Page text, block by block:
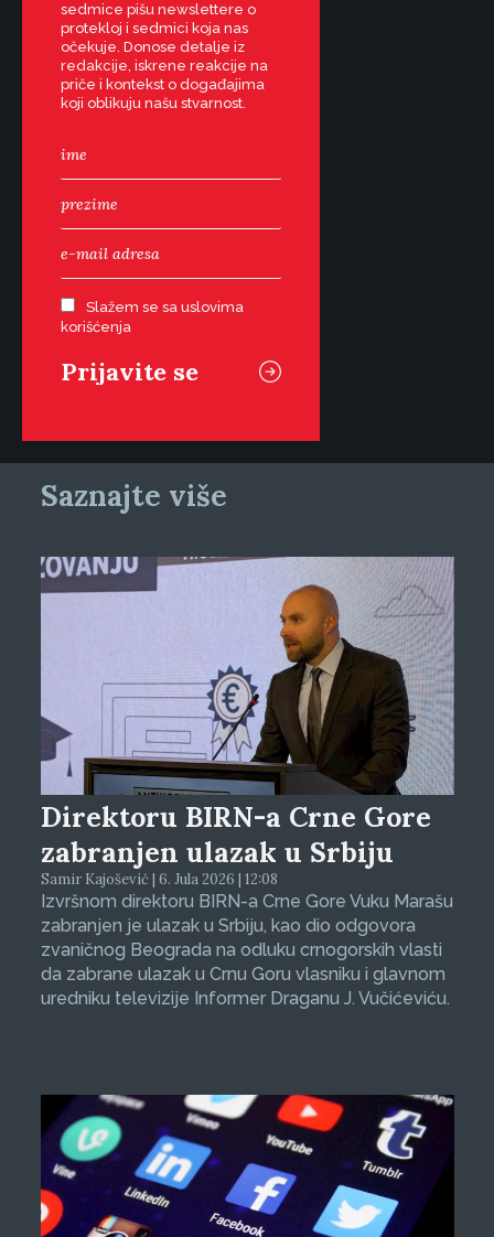
sedmice pišu newslettere o
protekloj i sedmici koja nas
očekuje. Donose detalje iz
redakcije, iskrene reakcije na
priče i kontekst o događajima
koji oblikuju našu stvarnost.
Slažem se sa uslovima
korišćenja
Saznajte više
Direktoru BIRN-a Crne Gore
zabranjen ulazak u Srbiju
Samir Kajošević | 6. Jula 2026 | 12:08
Izvršnom direktoru BIRN-a Crne Gore Vuku Marašu
zabranjen je ulazak u Srbiju, kao dio odgovora
zvaničnog Beograda na odluku crnogorskih vlasti
da zabrane ulazak u Crnu Goru vlasniku i glavnom
uredniku televizije Informer Draganu J. Vučićeviću.